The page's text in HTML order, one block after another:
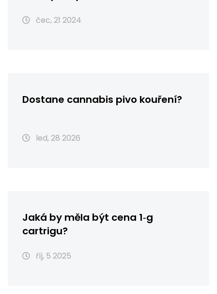
čec, 21 2024
Dostane cannabis pivo kouření?
led, 28 2026
Jaká by měla být cena 1‑g
cartrigu?
říj, 5 2025